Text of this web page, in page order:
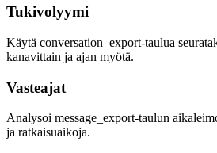
Tukivolyymi
Käytä conversation_export-taulua
kanavittain ja ajan myötä.
Vasteajat
Analysoi message_export-taulun
ja ratkaisuaikoja.